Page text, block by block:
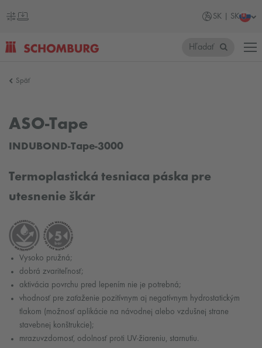
SK | SK
Hľadať
Späť
ASO-Tape
INDUBOND-Tape-3000
Termoplastická tesniaca páska pre
utesnenie škár
Vysoko pružná;
dobrá zvariteľnosť;
aktivácia povrchu pred lepením nie je potrebná;
vhodnosť pre zaťaženie pozitívnym aj negatívnym hydrostatickým
tlakom (možnosť aplikácie na návodnej alebo vzdušnej strane
stavebnej konštrukcie);
mrazuvzdornosť, odolnosť proti UV-žiareniu, starnutiu.